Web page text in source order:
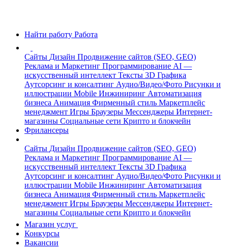
Найти работу Работа
Сайты Дизайн Продвижение сайтов (SEO, GEO)
Реклама и Маркетинг Программирование AI —
искусственный интеллект Тексты 3D Графика
Аутсорсинг и консалтинг Аудио/Видео/Фото Рисунки и
иллюстрации Mobile Инжиниринг Автоматизация
бизнеса Анимация Фирменный стиль Маркетплейс
менеджмент Игры Браузеры Мессенджеры Интернет-
магазины Социальные сети Крипто и блокчейн
Фрилансеры
Сайты Дизайн Продвижение сайтов (SEO, GEO)
Реклама и Маркетинг Программирование AI —
искусственный интеллект Тексты 3D Графика
Аутсорсинг и консалтинг Аудио/Видео/Фото Рисунки и
иллюстрации Mobile Инжиниринг Автоматизация
бизнеса Анимация Фирменный стиль Маркетплейс
менеджмент Игры Браузеры Мессенджеры Интернет-
магазины Социальные сети Крипто и блокчейн
Магазин услуг
Конкурсы
Вакансии